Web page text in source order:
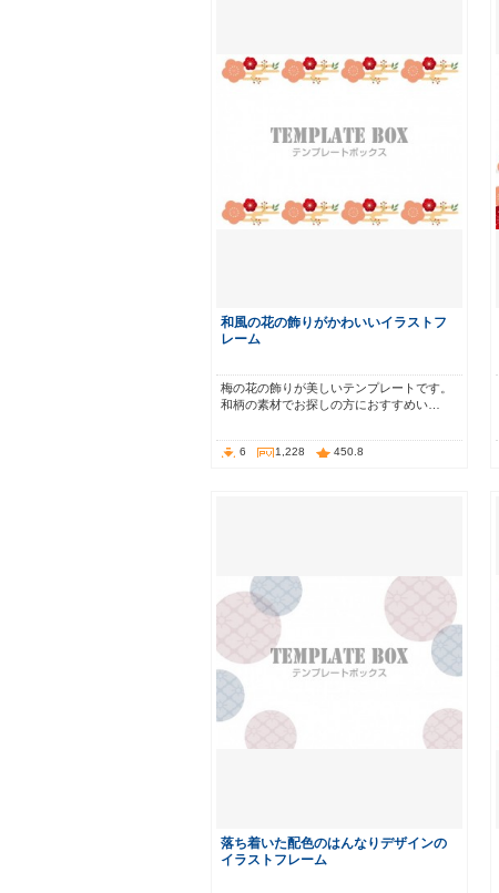
和風の花の飾りがかわいいイラストフ
レーム
梅の花の飾りが美しいテンプレートです。
和柄の素材でお探しの方におすすめい…
6 1,228 450.8
落ち着いた配色のはんなりデザインの
イラストフレーム